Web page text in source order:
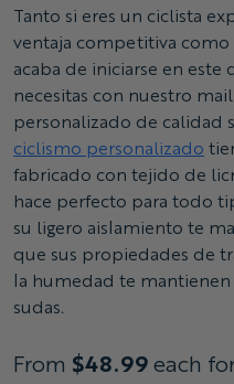
Tanto si eres un ciclista
ventaja competitiva
acaba de iniciarse en
necesitas con nuestro
personalizado de calidad
ciclismo personalizado
fabricado con tejido de
hace perfecto para todo
su ligero aislamiento te
que sus propiedades de
la humedad te
sudas.
From $48.99each